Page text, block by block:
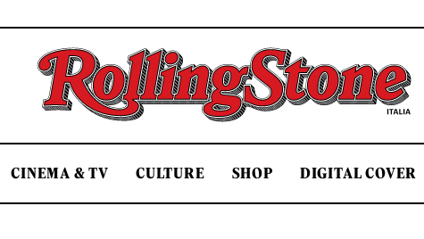
Rolling Stone Italia
CINEMA & TV CULTURE SHOP DIGITAL COVER